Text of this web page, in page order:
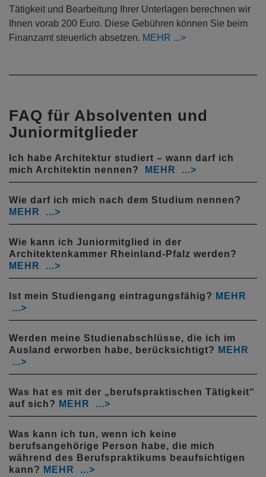
Tätigkeit und Bearbeitung Ihrer Unterlagen berechnen wir
Ihnen vorab 200 Euro. Diese Gebühren können Sie beim
Finanzamt steuerlich absetzen. MEHR
FAQ für Absolventen und
Juniormitglieder
Ich habe Architektur studiert – wann darf ich
mich Architektin nennen?
Wie darf ich mich nach dem Studium nennen?
Wie kann ich Juniormitglied in der
Architektenkammer Rheinland-Pfalz werden?
Ist mein Studiengang eintragungsfähig?
Werden meine Studienabschlüsse, die ich im
Ausland erworben habe, berücksichtigt?
Was hat es mit der „berufspraktischen Tätigkeit“
auf sich?
Was kann ich tun, wenn ich keine
berufsangehörige Person habe, die mich
während des Berufspraktikums beaufsichtigen
kann?